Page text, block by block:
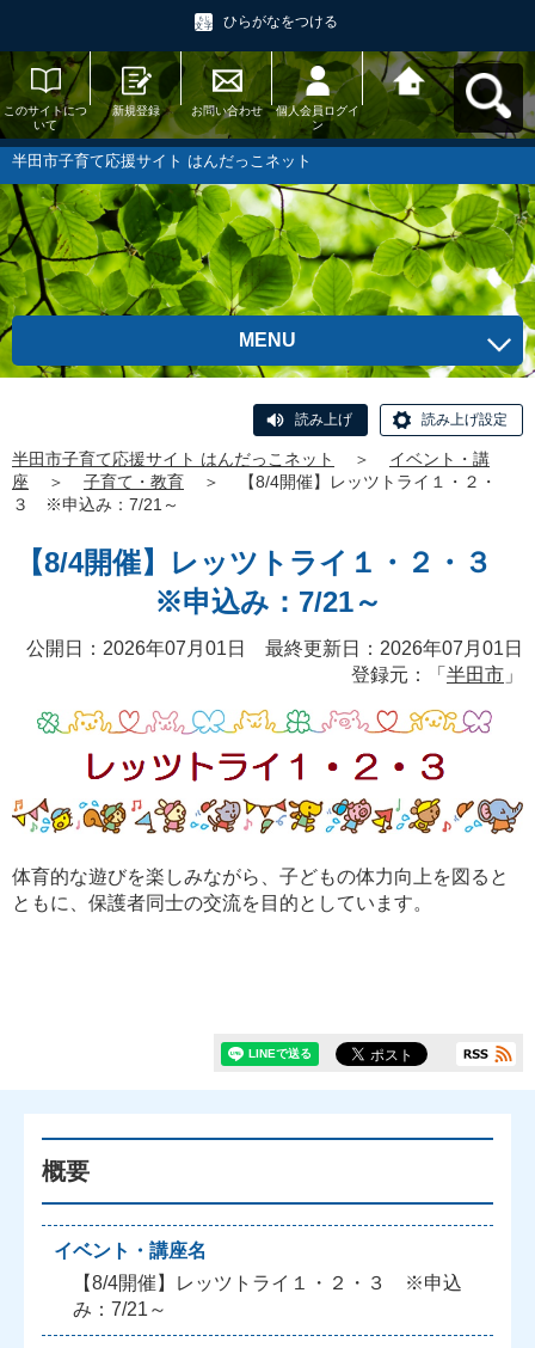
ひらがなをつける
このサイトにつ
いて
新規登録 お問い合わせ
個人会員ログイ
ン
半田市子育て応
援サイト はんだ
っこネットへ戻
半田市子育て応援サイト はんだっこネット
MENU
読み上げ 読み上げ設定
半田市子育て応援サイト はんだっこネット ＞
イベント・講
座
＞ 子育て・教育 ＞
【8/4開催】レッツトライ１・２・
３ ※申込み：7/21～
【8/4開催】レッツトライ１・２・３
※申込み：7/21～
公開日：2026年07月01日 最終更新日：2026年07月01日
登録元：「 半田市 」
体育的な遊びを楽しみながら、子どもの体力向上を図ると
ともに、保護者同士の交流を目的としています。
概要
イベント・講座名
【8/4開催】レッツトライ１・２・３ ※申込
み：7/21～